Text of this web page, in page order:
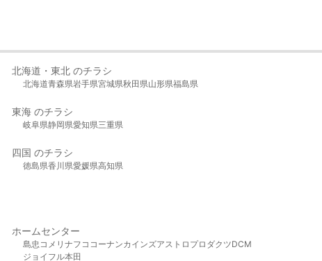
北海道・東北 のチラシ
北海道青森県岩手県宮城県秋田県山形県福島県
東海 のチラシ
岐阜県静岡県愛知県三重県
四国 のチラシ
徳島県香川県愛媛県高知県
ホームセンター
島忠 コメリ ナフコ コーナンカインズアストロプロダクツDCM
ジョイフル本田